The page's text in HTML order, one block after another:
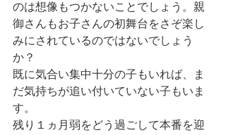
のは想像もつかないことでしょう。親
御さんもお子さんの初舞台をさぞ楽し
みにされているのではないでしょう
か？
既に気合い集中十分の子もいれば、ま
だ気持ちが追い付いていない子もいま
す。
残り１ヵ月弱をどう過ごして本番を迎